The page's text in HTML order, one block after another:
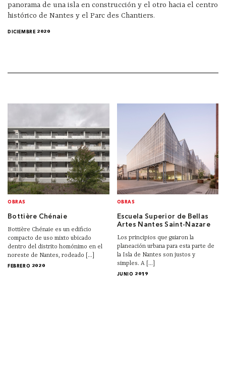
panorama de una isla en construcción y el otro hacia el centro
histórico de Nantes y el Parc des Chantiers.
DICIEMBRE 2020
OBRAS
Bottière Chénaie
Bottière Chénaie es un edificio
compacto de uso mixto ubicado
dentro del distrito homónimo en el
noreste de Nantes, rodeado [...]
FEBRERO 2020
OBRAS
Escuela Superior de Bellas
Artes Nantes Saint-Nazare
Los principios que guiaron la
planeación urbana para esta parte de
la Isla de Nantes son justos y
simples. A [...]
JUNIO 2019